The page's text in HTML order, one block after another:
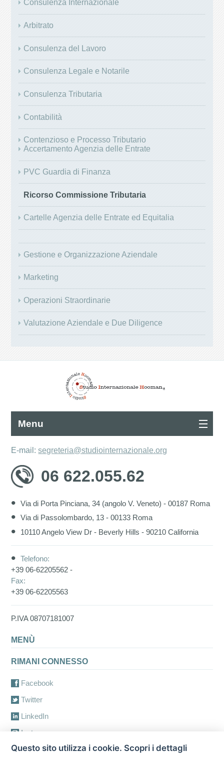
Consulenza Internazionale
Arbitrato
Consulenza del Lavoro
Consulenza Legale e Notarile
Consulenza Tributaria
Contabilità
Contenzioso e Processo Tributario
Accertamento Agenzia delle Entrate
PVC Guardia di Finanza
Ricorso Commissione Tributaria
Cartelle Agenzia delle Entrate ed Equitalia
Gestione e Organizzazione Aziendale
Marketing
Operazioni Straordinarie
Valutazione Aziendale e Due Diligence
Menu
E-mail: segreteria@studiointernazionale.org
06 622.055.62
Via di Porta Pinciana, 34 (angolo V. Veneto) - 00187 Roma
Via di Passolombardo, 13 - 00133 Roma
10110 Angelo View Dr - Beverly Hills - 90210 California
Telefono:
+39 06-62205562 -
Fax:
+39 06-62205563
P.IVA 08707181007
MENÙ
RIMANI CONNESSO
Facebook
Twitter
LinkedIn
Instagram
Youtube
Questo sito utilizza i cookie. Scopri i dettagli